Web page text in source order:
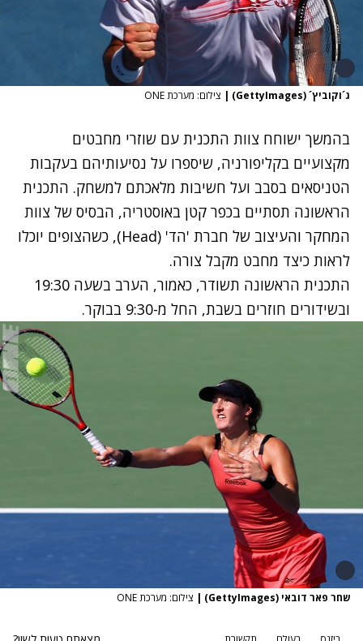
ג´וקוביץ´ (GettyImages) | צילום: מערכת ONE
בהמשך ישוחח צוות התכנית עם שוזרי מחבטים
מקצועיים בקליפורניה, שיספרו על נסיעותיהם בעקבות
הטניסאים בסבב ועל חשיבות מלאכתם למשחק. התכנית
הראשונה תסתיים בכפר קטן באוסטריה, הבסיס של צוות
המחקר והעיצוב של חברת 'הד' (Head), כשהצופים יוכלו
לראות כיצד מחבט מקבל צורה.
התכנית הראשונה תשודר, כאמור, הערב בשעה 19:30
ובשידורים חוזרים בשבת, החל מ-9:30 בבוקר.
שחר פאר דובאי (GettyImages) | צילום: מערכת ONE